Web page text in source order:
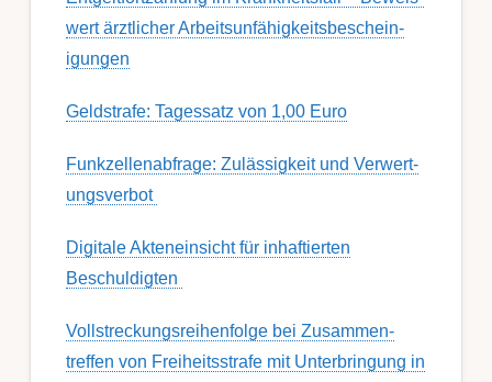
wert ärzt­lich­er Ar­beits­un­fähig­keits­be­schein­
igung­en
Geldstrafe: Tagessatz von 1,00 Euro
Funk­zell­en­ab­fra­ge: Zu­lässig­keit und Ver­wert­
ungs­ver­bot
Digitale Akteneinsicht für inhaftierten
Beschuldigten
Voll­streckungs­­­reihenfolge bei Zusamm­­en­
treffen von Frei­heits­strafe mit Unter­bring­ung in